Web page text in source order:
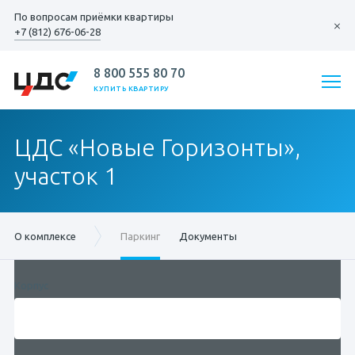
По вопросам приёмки квартиры
+7 (812) 676-06-28
8 800 555 80 70
КУПИТЬ КВАРТИРУ
ЦДС «Новые Горизонты»,
участок 1
О комплексе Паркинг Документы